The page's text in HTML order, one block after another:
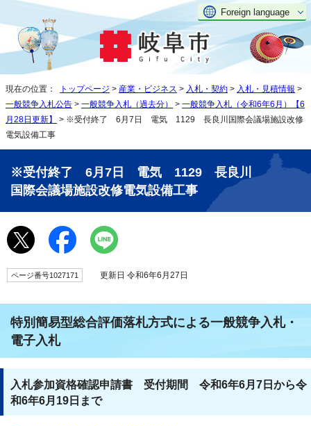
Foreign language
現在の位置： トップページ > 産業・ビジネス > 入札・契約 > 入札・見積情報 >
一般競争入札公告 > 一般競争入札（過去分） > 一般競争入札（令和6年6月）【6
月28日更新】
> ※受付終了 6月7日 電気 1129 長良川国際会議場施設改修
電気設備工事
※受付終了 6月7日 電気 1129 長良川
国際会議場施設改修電気設備工事
ページ番号1027171 更新日 令和6年6月27日
特別簡易型総合評価落札方式による一般競争入札・
電子入札
入札参加資格確認申請書 受付期間 令和6年6月7日から令
和6年6月19日まで